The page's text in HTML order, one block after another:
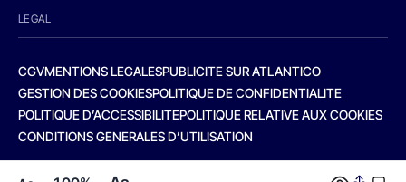
LEGAL
CGVMENTIONS LEGALESPUBLICITE SUR ATLANTICO
GESTION DES COOKIESPOLITIQUE DE CONFIDENTIALITE
POLITIQUE D’ACCESSIBILITEPOLITIQUE RELATIVE AUX COOKIES
CONDITIONS GENERALES D’UTILISATION